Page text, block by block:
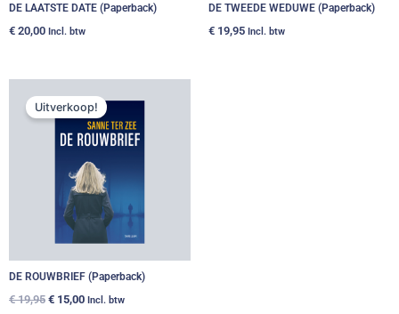
DE LAATSTE DATE (Paperback)
€ 20,00 Incl. btw
DE TWEEDE WEDUWE (Paperback)
€ 19,95 Incl. btw
Uitverkoop!
DE ROUWBRIEF (Paperback)
€19,95
prijs
was:
€ 19,95.
€ 15,00
prijs
is:
€ 15,00.
Incl. btw